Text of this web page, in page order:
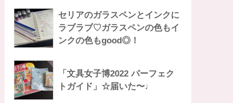
セリアのガラスペンとインクに
ラブラブ♡ガラスペンの色もイ
ンクの色もgood◎！
「文具女子博2022 パーフェク
トガイド」☆届いた〜♩